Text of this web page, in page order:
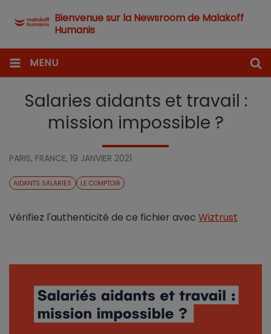
Bienvenue sur la Newsroom de Malakoff
Humanis
MENU
Salaries aidants et travail :
mission impossible ?
PARIS, FRANCE, 19 JANVIER 2021
AIDANTS SALARIES LE COMPTOIR
Vérifiez l'authenticité de ce fichier avec Wiztrust